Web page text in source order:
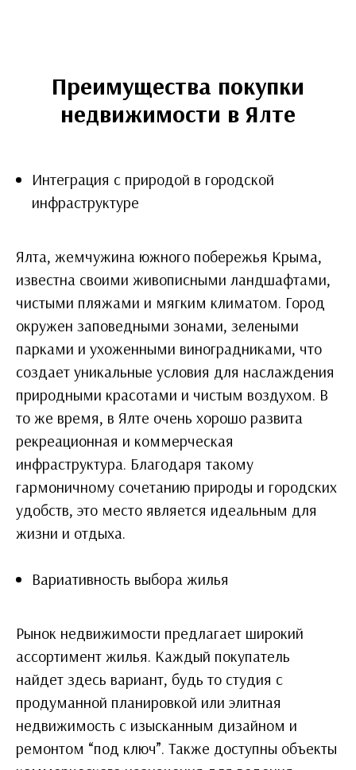
Преимущества покупки
недвижимости в Ялте
Интеграция с природой в городской
инфраструктуре
Ялта, жемчужина южного побережья Крыма,
известна своими живописными ландшафтами,
чистыми пляжами и мягким климатом. Город
окружен заповедными зонами, зелеными
парками и ухоженными виноградниками, что
создает уникальные условия для наслаждения
природными красотами и чистым воздухом. В
то же время, в Ялте очень хорошо развита
рекреационная и коммерческая
инфраструктура. Благодаря такому
гармоничному сочетанию природы и городских
удобств, это место является идеальным для
жизни и отдыха.
Вариативность выбора жилья
Рынок недвижимости предлагает широкий
ассортимент жилья. Каждый покупатель
найдет здесь вариант, будь то студия с
продуманной планировкой или элитная
недвижимость с изысканным дизайном и
ремонтом “под ключ”. Также доступны объекты